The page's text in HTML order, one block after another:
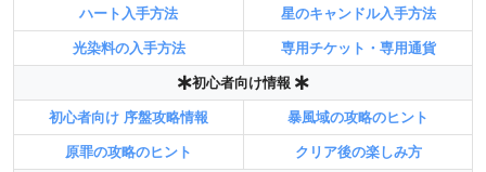
ハート入手方法 星のキャンドル入手方法
光染料の入手方法 専用チケット・専用通貨
初心者向け情報
初心者向け 序盤攻略情報 暴風域の攻略のヒント
原罪の攻略のヒント クリア後の楽しみ方